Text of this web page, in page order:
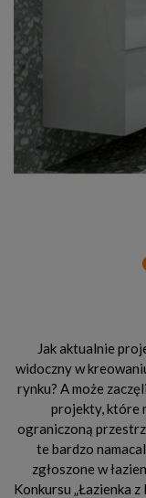
Jak aktualnie
widoczny w
rynku? A może
projekty, które
ograniczoną
te bardzo
zgłoszone w
Konkursu „Łazienka